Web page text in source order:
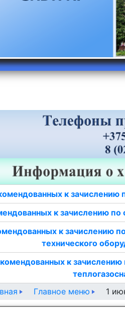
к зачислению
к зачислению
к зачислению
технического
к
Главное меню 1